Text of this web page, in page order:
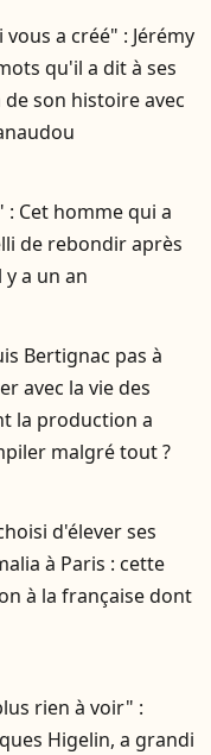
a créé" : Jérémy
qu'il a dit à ses
son histoire avec
: Cet homme qui a
de rebondir après
y a un an
Bertignac pas à
avec la vie des
la production a
malgré tout ?
d'élever ses
à Paris : cette
à la française dont
rien à voir" :
Higelin, a grandi